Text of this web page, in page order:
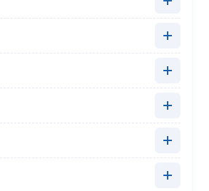
(6)
(10)
(4)
(7)
(16)
(6)
(14)
(9)
(17)
(7)
(8)
(8)
(12)
(17)
(19)
(12)
(16)
(18)
(17)
(17)
(16)
(17)
(21)
(9)
(15)
(19)
(12)
(15)
(22)
(10)
(17)
(30)